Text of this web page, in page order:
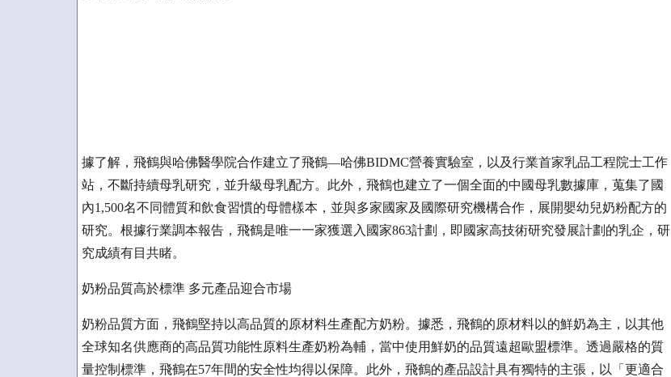
據了解，飛鶴與哈佛醫學院合作建立了飛鶴—哈佛BIDMC營養實驗室，以及行業首家乳品工程院士工作
站，不斷持續母乳研究，並升級母乳配方。此外，飛鶴也建立了一個全面的中國母乳數據庫，蒐集了國
內1,500名不同體質和飲食習慣的母體樣本，並與多家國家及國際研究機構合作，展開嬰幼兒奶粉配方的
研究。根據行業調本報告，飛鶴是唯一一家獲選入國家863計劃，即國家高技術研究發展計劃的乳企，研
究成績有目共睹。
奶粉品質高於標準 多元產品迎合市場
奶粉品質方面，飛鶴堅持以高品質的原材料生產配方奶粉。據悉，飛鶴的原材料以的鮮奶為主，以其他
全球知名供應商的高品質功能性原料生產奶粉為輔，當中使用鮮奶的品質遠超歐盟標準。透過嚴格的質
量控制標準，飛鶴在57年間的安全性均得以保障。此外，飛鶴的產品設計具有獨特的主張，以「更適合